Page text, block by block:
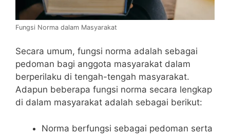
Fungsi Norma dalam Masyarakat
Secara umum, fungsi norma adalah sebagai
pedoman bagi anggota masyarakat dalam
berperilaku di tengah-tengah masyarakat.
Adapun beberapa fungsi norma secara lengkap
di dalam masyarakat adalah sebagai berikut:
Norma berfungsi sebagai pedoman serta